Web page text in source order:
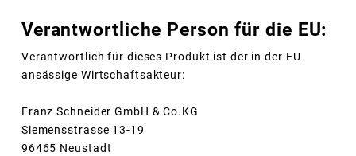
Verantwortliche Person für die EU:
Verantwortlich für dieses Produkt ist der in der EU
ansässige Wirtschaftsakteur:
Franz Schneider GmbH & Co.KG
Siemensstrasse 13-19
96465 Neustadt